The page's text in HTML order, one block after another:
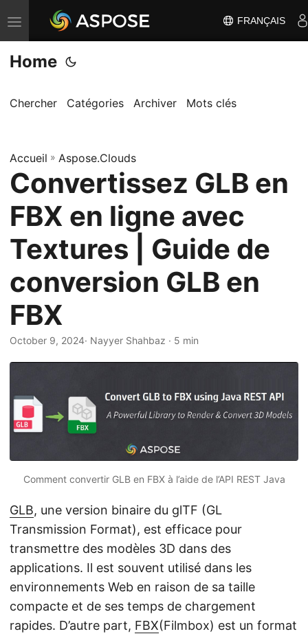
B
a
s
u
r
l
a
n
i
g
a
FRANÇAIS
Home
Chercher Catégories Archiver Mots clés
Accueil » Aspose.Clouds
Convertissez GLB en
FBX en ligne avec
Textures | Guide de
conversion GLB en
FBX
October 9, 2024· Nayyer Shahbaz · 5 min
Comment convertir GLB en FBX à l’aide de l’API REST Java
GLB, une version binaire du glTF (GL
Transmission Format), est efficace pour
transmettre des modèles 3D dans des
applications. Il est souvent utilisé dans les
environnements Web en raison de sa taille
compacte et de ses temps de chargement
rapides. D’autre part, FBX(Filmbox) est un format